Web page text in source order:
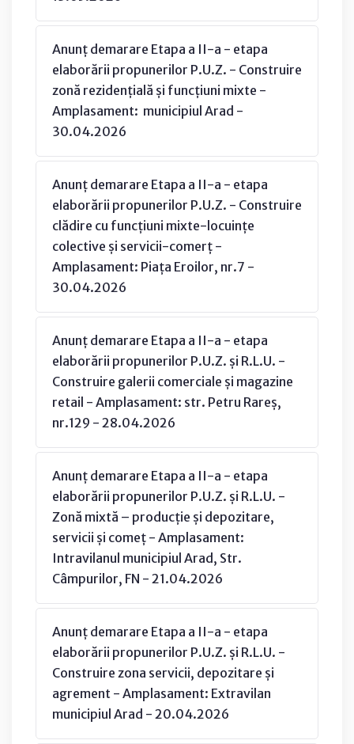
Anunț demarare Etapa a II-a - etapa
elaborării propunerilor P.U.Z. - Construire
zonă rezidențială și funcțiuni mixte -
Amplasament: municipiul Arad -
30.04.2026
Anunț demarare Etapa a II-a - etapa
elaborării propunerilor P.U.Z. - Construire
clădire cu funcțiuni mixte-locuințe
colective și servicii-comerț -
Amplasament: Piața Eroilor, nr.7 -
30.04.2026
Anunț demarare Etapa a II-a - etapa
elaborării propunerilor P.U.Z. și R.L.U. -
Construire galerii comerciale și magazine
retail - Amplasament: str. Petru Rareș,
nr.129 - 28.04.2026
Anunț demarare Etapa a II-a - etapa
elaborării propunerilor P.U.Z. și R.L.U. -
Zonă mixtă – producție și depozitare,
servicii și comeț - Amplasament:
Intravilanul municipiul Arad, Str.
Câmpurilor, FN - 21.04.2026
Anunț demarare Etapa a II-a - etapa
elaborării propunerilor P.U.Z. și R.L.U. -
Construire zona servicii, depozitare și
agrement - Amplasament: Extravilan
municipiul Arad - 20.04.2026